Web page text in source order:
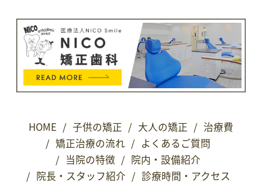
HOME / 子供の矯正 / 大人の矯正 / 治療費
/ 矯正治療の流れ / よくあるご質問
/ 当院の特徴 / 院内・設備紹介
/ 院長・スタッフ紹介 / 診療時間・アクセス